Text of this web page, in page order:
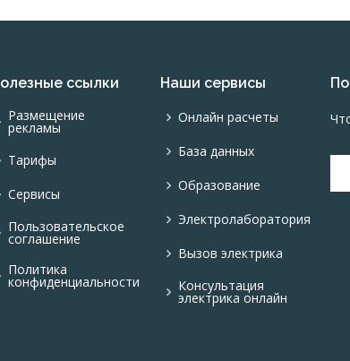
ссылки
Размещение
рекламы
Тарифы
Сервисы
Пользовательское
соглашение
Политика
конфиденциальности
Наши сервисы
Онлайн расчеты
База данных
Образование
Электролаборатория
Вызов электрика
Консультация
электрика онлайн